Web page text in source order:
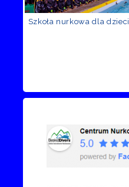
Szkoła nurkowa dla dzieci